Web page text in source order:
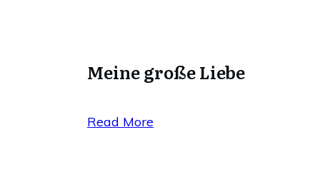
Meine große Liebe
Read More